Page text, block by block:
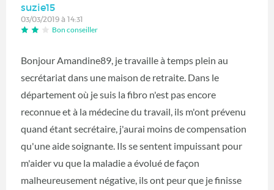
suzie15
03/03/2019 à 14:31
Bon conseiller
Bonjour Amandine89, je travaille à temps plein au
secrétariat dans une maison de retraite. Dans le
département où je suis la fibro n'est pas encore
reconnue et à la médecine du travail, ils m'ont prévenu
quand étant secrétaire, j'aurai moins de compensation
qu'une aide soignante. Ils se sentent impuissant pour
m'aider vu que la maladie a évolué de façon
malheureusement négative, ils ont peur que je finisse